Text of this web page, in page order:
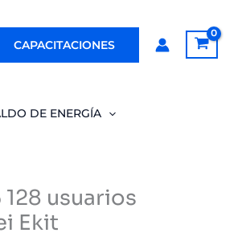
CAPACITACIONES
DE ENERGÍA
usuarios
Ekit